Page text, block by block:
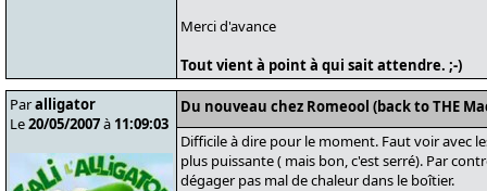
Merci d'avance
Tout vient à point à qui sait attendre. ;-)
Paralligator
Le20/05/2007à 11:09:03
Du nouveau chez Romeool (back to THE
Difficile à dire pour le moment. Faut voir avec
plus puissante ( mais bon, c'est serré). Par
dégager pas mal de chaleur dans le boîtier.